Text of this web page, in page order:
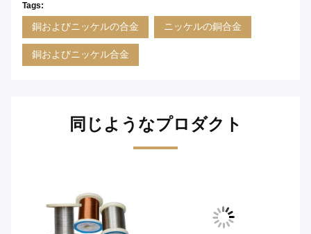
Tags:
銅およびニッケルの合金 ニッケルの銅合金
銅およびニッケル合金
同じようなプロダクト